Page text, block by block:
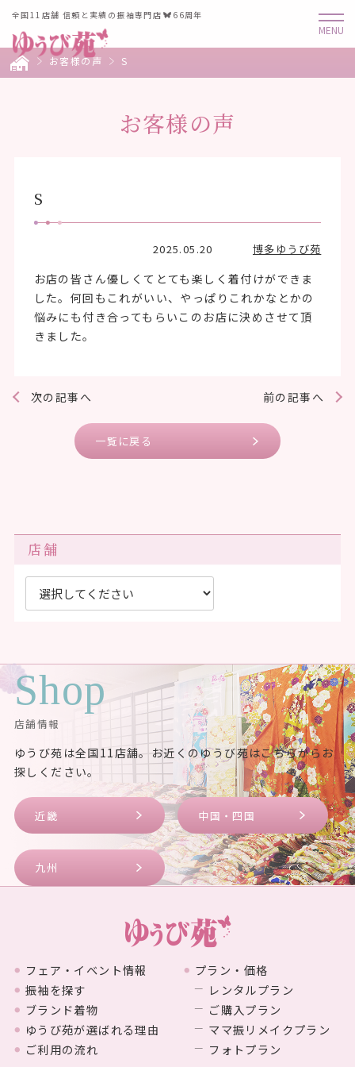
全国11店舗 信頼と実績の振袖専門店 66周年
お客様の声 S
お客様の声
S
2025.05.20 博多ゆうび苑
お店の皆さん優しくてとても楽しく着付けができま
した。何回もこれがいい、やっぱりこれかなとかの
悩みにも付き合ってもらいこのお店に決めさせて頂
きました。
前の記事へ
次の記事へ
一覧に戻る
店舗
Shop
店舗情報
ゆうび苑は全国11店舗。お近くのゆうび苑はこちらからお
探しください。
近畿 中国・四国
九州
フェア・イベント情報
振袖を探す
ブランド着物
ゆうび苑が選ばれる理由
ご利用の流れ
プラン・価格
レンタルプラン
ご購入プラン
ママ振リメイクプラン
フォトプラン